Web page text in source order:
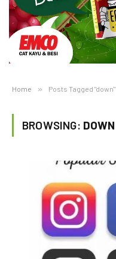
Home » Posts Tagged "down"
BROWSING: DOWN